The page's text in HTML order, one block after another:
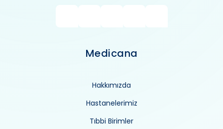
Medicana
Hakkımızda
Hastanelerimiz
Tıbbi Birimler